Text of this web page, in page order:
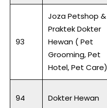
93
Joza Petshop &
Praktek Dokter
Hewan ( Pet
Grooming, Pet
Hotel, Pet Care)
94 Dokter Hewan